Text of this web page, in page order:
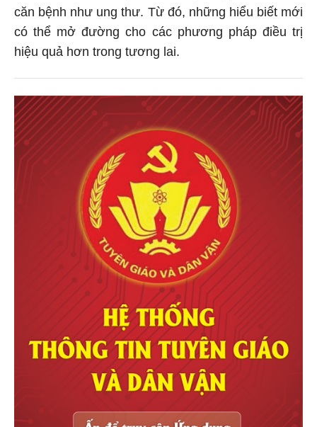
căn bệnh như ung thư. Từ đó, những hiểu biết mới
có thể mở đường cho các phương pháp điều trị
hiệu quả hơn trong tương lai.